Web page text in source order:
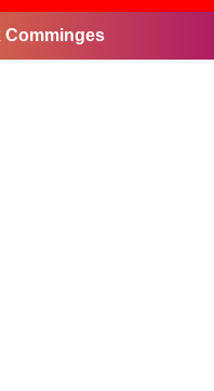
Comminges